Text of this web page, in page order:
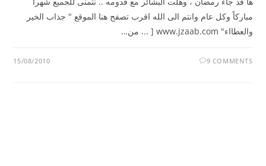
مباركاً وكل عام وانتم الى الله اقرب تصفح هنا الموقع " جذاب الخير
والعطااء" www.jzaab.com [ ... من…
9 COMMENTS
15/08/2010